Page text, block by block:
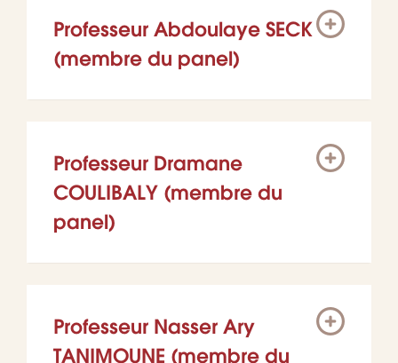
Professeur Abdoulaye SECK
(membre du panel)
Professeur Dramane
COULIBALY (membre du
panel)
Professeur Nasser Ary
TANIMOUNE (membre du